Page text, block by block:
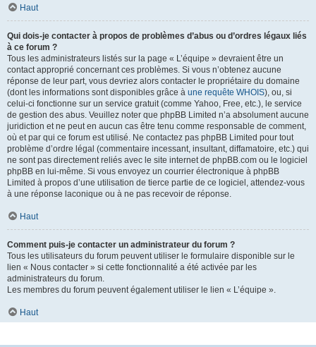
Haut
Qui dois-je contacter à propos de problèmes d’abus ou d’ordres légaux liés
à ce forum ?
Tous les administrateurs listés sur la page « L’équipe » devraient être un
contact approprié concernant ces problèmes. Si vous n’obtenez aucune
réponse de leur part, vous devriez alors contacter le propriétaire du domaine
(dont les informations sont disponibles grâce à une requête WHOIS), ou, si
celui-ci fonctionne sur un service gratuit (comme Yahoo, Free, etc.), le service
de gestion des abus. Veuillez noter que phpBB Limited n’a absolument aucune
juridiction et ne peut en aucun cas être tenu comme responsable de comment,
où et par qui ce forum est utilisé. Ne contactez pas phpBB Limited pour tout
problème d’ordre légal (commentaire incessant, insultant, diffamatoire, etc.) qui
ne sont pas directement reliés avec le site internet de phpBB.com ou le logiciel
phpBB en lui-même. Si vous envoyez un courrier électronique à phpBB
Limited à propos d’une utilisation de tierce partie de ce logiciel, attendez-vous
à une réponse laconique ou à ne pas recevoir de réponse.
Haut
Comment puis-je contacter un administrateur du forum ?
Tous les utilisateurs du forum peuvent utiliser le formulaire disponible sur le
lien « Nous contacter » si cette fonctionnalité a été activée par les
administrateurs du forum.
Les membres du forum peuvent également utiliser le lien « L’équipe ».
Haut